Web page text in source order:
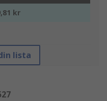
kr
lista